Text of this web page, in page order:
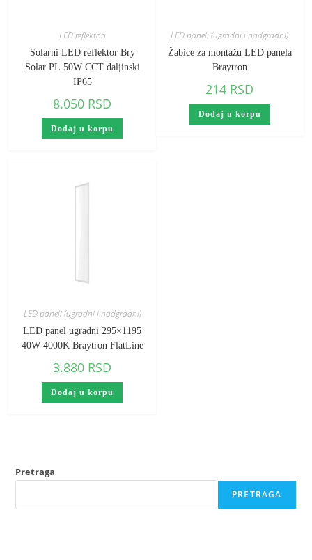
LED reflektori
Solarni LED reflektor Bry
Solar PL 50W CCT daljinski
IP65
8.050 RSD
Dodaj u korpu
LED paneli (ugradni i nadgradni)
Žabice za montažu LED panela
Braytron
214 RSD
Dodaj u korpu
LED paneli (ugradni i nadgradni)
LED panel ugradni 295×1195
40W 4000K Braytron FlatLine
3.880 RSD
Dodaj u korpu
Pretraga
PRETRAGA